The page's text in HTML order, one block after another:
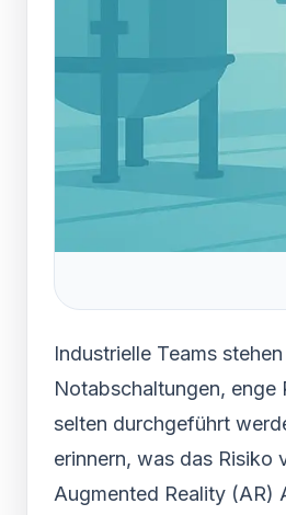
Industrielle Teams
Notabschaltungen, enge
selten durchgeführt
erinnern, was das Risiko
Augmented Reality (AR)